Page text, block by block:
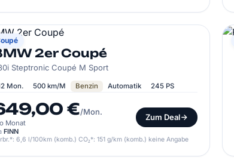
2er Coupé
Steptronic Coupé M Sport
Mon. 500 km/M Benzin Automatik 245 PS
€/Mon.
Monat
Zum Deal
FINN
6,6 l/100km (komb.) CO₂*: 151 g/km (komb.) keine Angabe